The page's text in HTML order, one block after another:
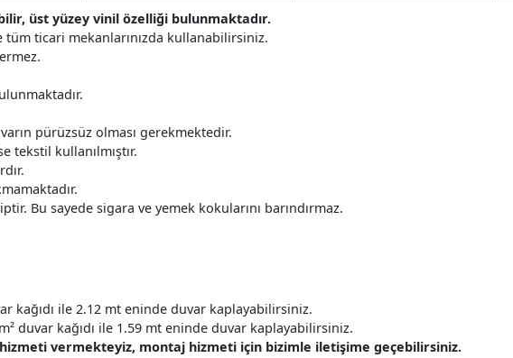
üst yüzey vinil özelliği bulunmaktadır.
ticari mekanlarınızda kullanabilirsiniz.
pürüzsüz olması gerekmektedir.
tekstil kullanılmıştır.
Bu sayede sigara ve yemek kokularını barındırmaz.
kağıdı ile 2.12 mt eninde duvar kaplayabilirsiniz.
duvar kağıdı ile 1.59 mt eninde duvar kaplayabilirsiniz.
vermekteyiz, montaj hizmeti için bizimle iletişime geçebilirsiniz.